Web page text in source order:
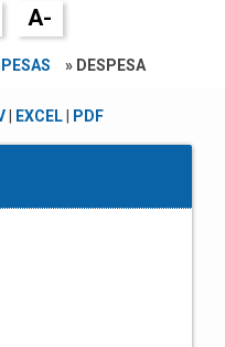
A-
» DESPESA
| EXCEL| PDF